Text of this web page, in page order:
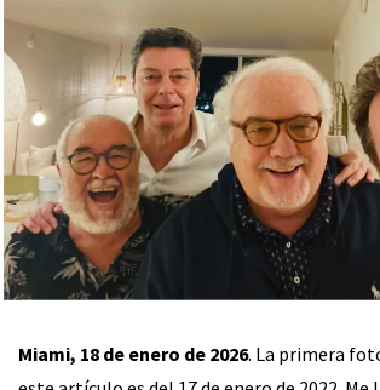
Miami, 18 de enero de 2026. La primera